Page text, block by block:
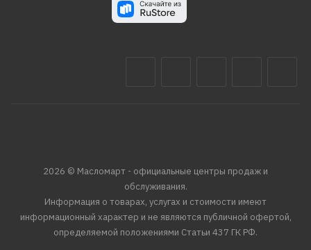
2026 © Масломарт - официальные центры продаж и
обслуживания.
Информация о товарах, услугах и стоимости имеют
информационный характер и не являются публичной офертой,
определяемой положениями Статьи 437 ГК РФ.